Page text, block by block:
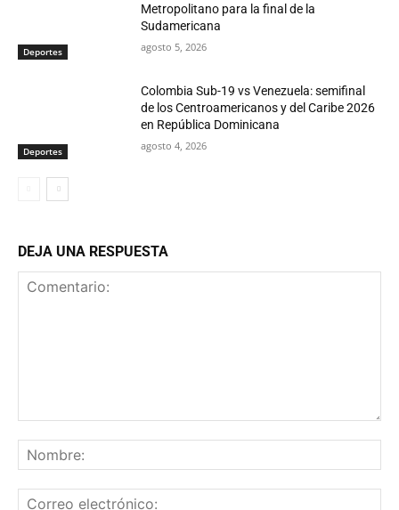
Deportes
Metropolitano para la final de la
Sudamericana
agosto 5, 2026
Deportes
Colombia Sub-19 vs Venezuela: semifinal
de los Centroamericanos y del Caribe 2026
en República Dominicana
agosto 4, 2026
DEJA UNA RESPUESTA